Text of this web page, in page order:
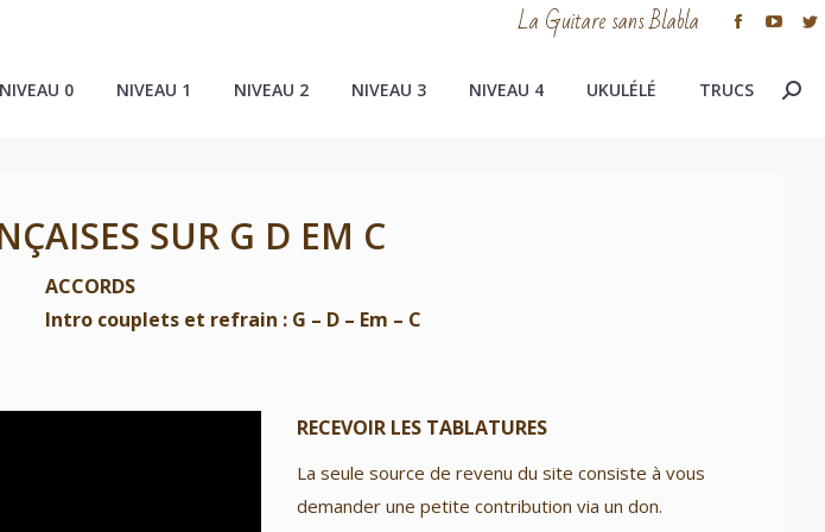
La Guitare sans Blabla
Facebook
opensopens
NIVEAU 0 NIVEAU 1 NIVEAU 2 NIVEAU 3 NIVEAU 4 UKULÉLÉ TRUCS
SUR G D EM C
ACCORDS
Intro couplets et refrain : G – D – Em – C
RECEVOIR LES TABLATURES
La seule source de revenu du site consiste à vous
demander une petite contribution via un don.